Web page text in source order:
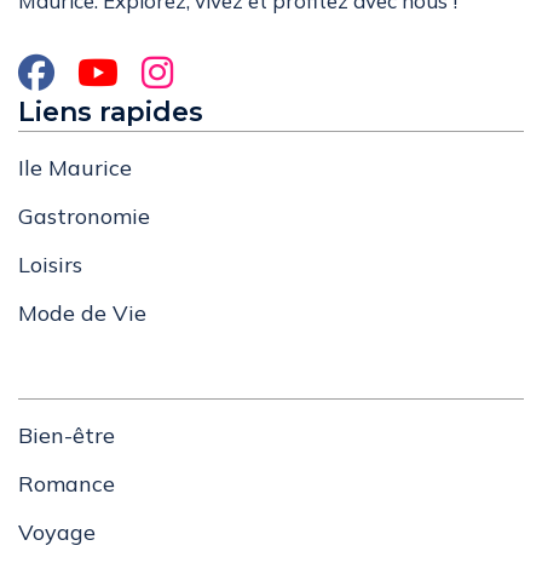
Liens rapides
Ile Maurice
Gastronomie
Loisirs
Mode de Vie
Bien-être
Romance
Voyage